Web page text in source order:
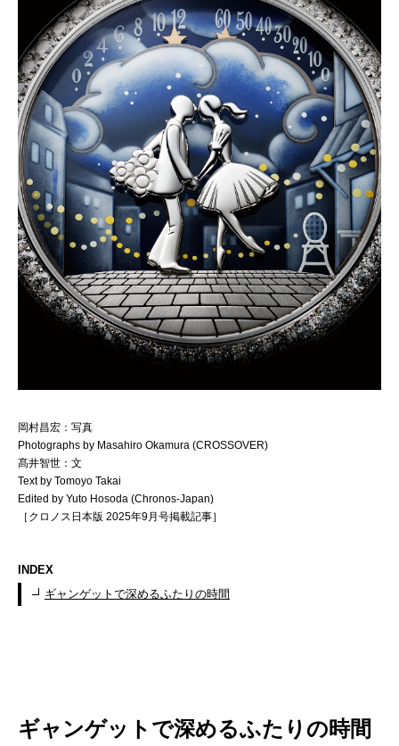
岡村昌宏：写真
Photographs by Masahiro Okamura (CROSSOVER)
髙井智世：文
Text by Tomoyo Takai
Edited by Yuto Hosoda (Chronos-Japan)
［クロノス日本版 2025年9月号掲載記事］
INDEX
ギャンゲットで深めるふたりの時間
ギャンゲットで深めるふたりの時間